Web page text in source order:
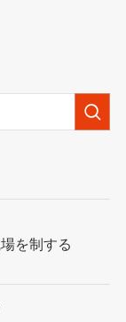
を制する